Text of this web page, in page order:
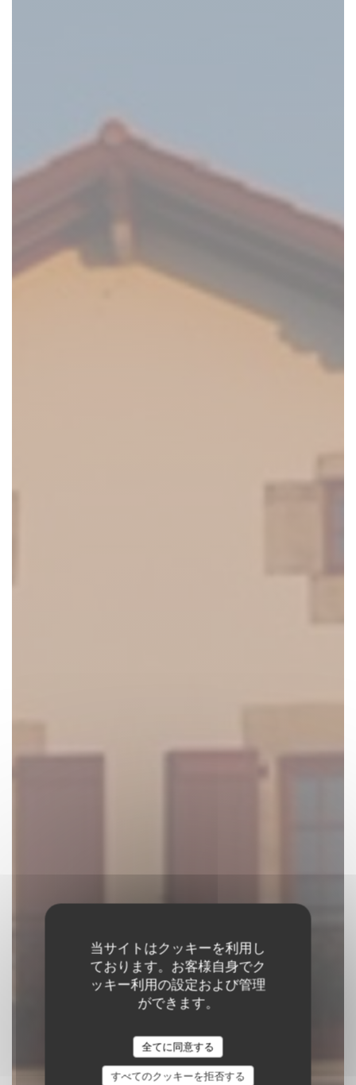
当サイトはクッキーを利用し
ております。お客様自身でク
ッキー利用の設定および管理
ができます。
全てに同意する
すべてのクッキーを拒否する
Restaurant Chez
Margot
レストランの伝統